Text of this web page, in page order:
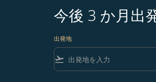
今後 3 か月出
出発地
flight_takeoff